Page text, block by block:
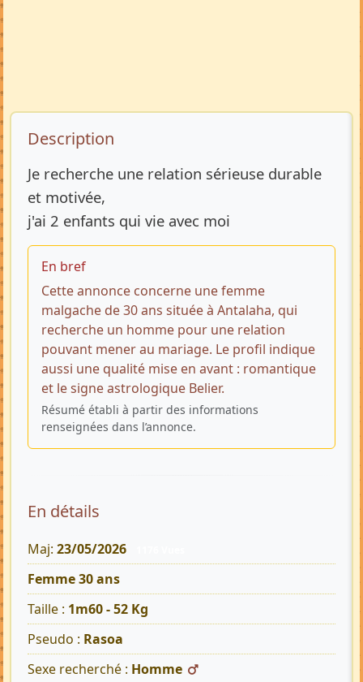
Description de l’annonce
Description
Je recherche une relation sérieuse durable
et motivée,
j'ai 2 enfants qui vie avec moi
En bref
Cette annonce concerne une femme
malgache de 30 ans située à Antalaha, qui
recherche un homme pour une relation
pouvant mener au mariage. Le profil indique
aussi une qualité mise en avant : romantique
et le signe astrologique Belier.
Résumé établi à partir des informations
renseignées dans l’annonce.
En détails
Maj: 23/05/2026
Femme 30 ans
Taille : 1m60 - 52 Kg
Pseudo : Rasoa
Sexe recherché : Homme